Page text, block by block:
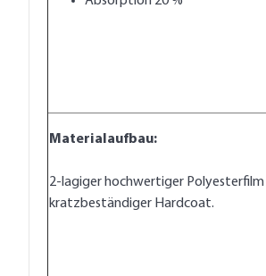
Materialaufbau:
2-lagiger hochwertiger Polyesterfilm
kratzbeständiger Hardcoat.